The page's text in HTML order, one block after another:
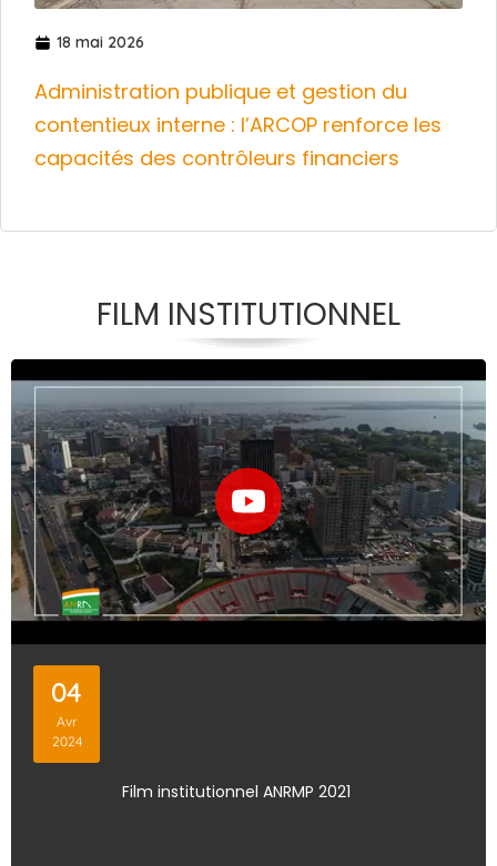
18 mai 2026
Administration publique et gestion du
contentieux interne : l’ARCOP renforce les
capacités des contrôleurs financiers
FILM INSTITUTIONNEL
Film institutionnel ANRMP 2021
04
Avr
2024